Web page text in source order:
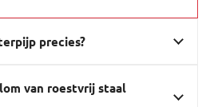
precies?
van roestvrij staal